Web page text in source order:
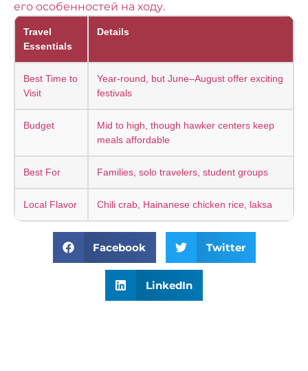
его особенностей на ходу.
Travel
Essentials
Details
Best Time to
Visit
Year-round, but June–August offer exciting
festivals
Budget
Mid to high, though hawker centers keep
meals affordable
Best For Families, solo travelers, student groups
Local Flavor Chili crab, Hainanese chicken rice, laksa
Facebook Twitter
LinkedIn